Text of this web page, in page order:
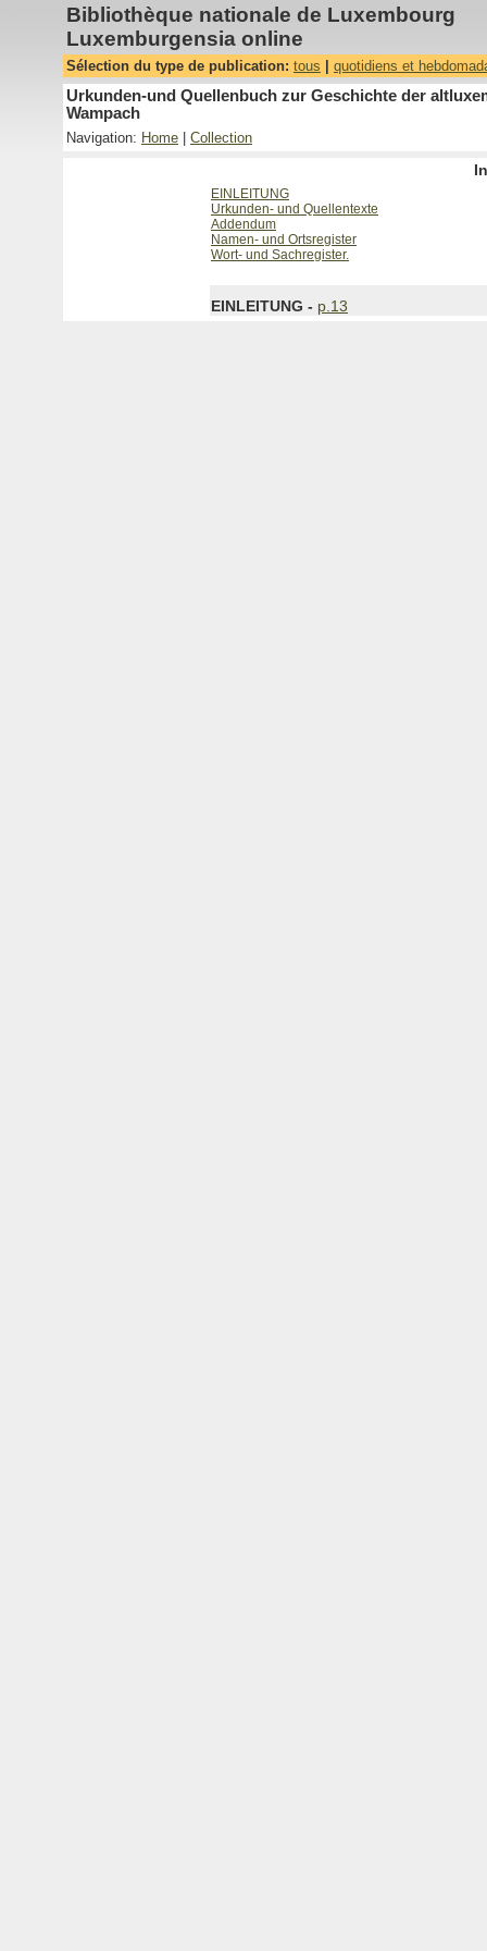
Bibliothèque nationale de Luxembourg
Luxemburgensia online
Sélection du type de publication: tous quotidiens et
Urkunden-und Quellenbuch zur Geschichte der
Wampach
Navigation: Home Collection
EINLEITUNG
Urkunden- und Quellentexte
Addendum
Namen- und Ortsregister
Wort- und Sachregister.
EINLEITUNG - p.13